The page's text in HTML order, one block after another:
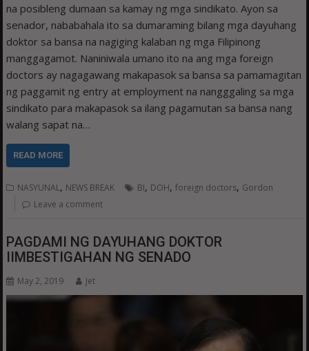
na posibleng dumaan sa kamay ng mga sindikato. Ayon sa
senador, nababahala ito sa dumaraming bilang mga dayuhang
doktor sa bansa na nagiging kalaban ng mga Filipinong
manggagamot. Naniniwala umano ito na ang mga foreign
doctors ay nagagawang makapasok sa bansa sa pamamagitan
ng paggamit ng entry at employment na nangggaling sa mga
sindikato para makapasok sa ilang pagamutan sa bansa nang
walang sapat na…
READ MORE
NASYUNAL, NEWS BREAK BI, DOH,foreign doctors, Gordon
Leave a comment
PAGDAMI NG DAYUHANG DOKTOR
IIMBESTIGAHAN NG SENADO
May 2, 2019 Jet